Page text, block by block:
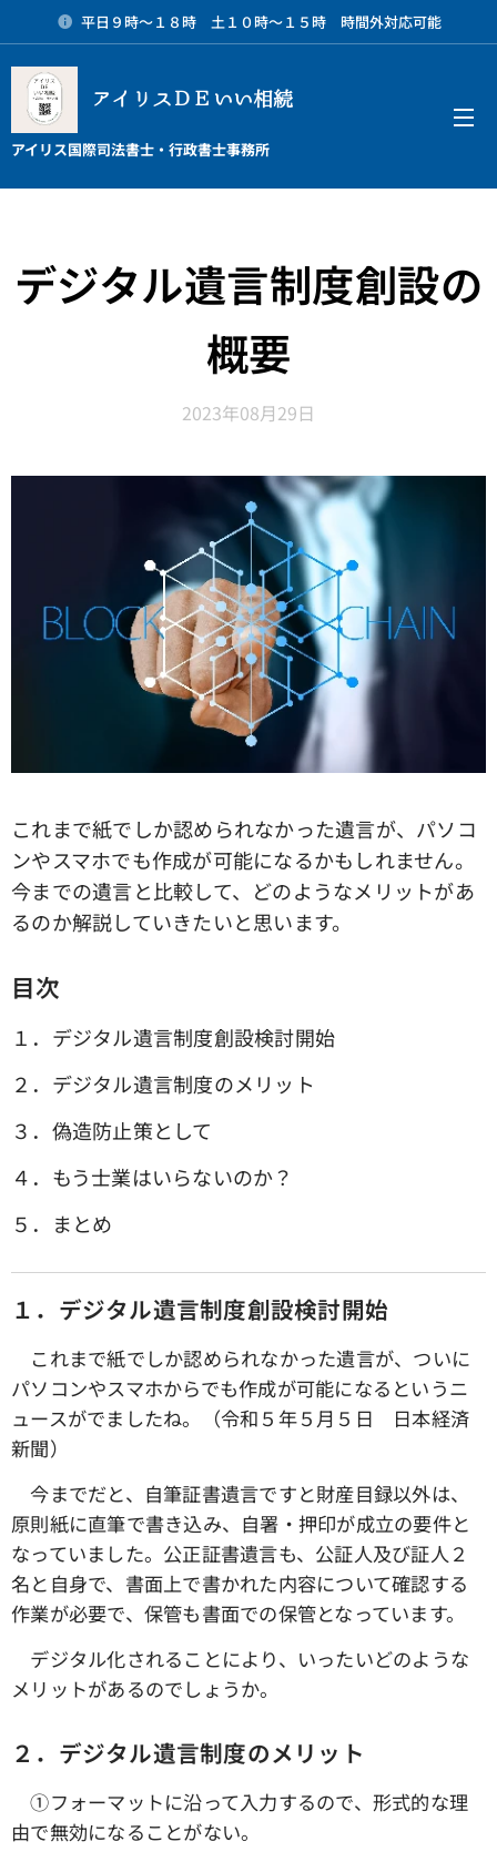
平日９時～１８時 土１０時～１５時 時間外対応可能
アイリスＤＥいい相続
アイリス国際司法書士・行政書士事務所
デジタル遺言制度創設の
概要
2023年08月29日
これまで紙でしか認められなかった遺言が、パソコ
ンやスマホでも作成が可能になるかもしれません。
今までの遺言と比較して、どのようなメリットがあ
るのか解説していきたいと思います。
目次
１．デジタル遺言制度創設検討開始
２．デジタル遺言制度のメリット
３．偽造防止策として
４．もう士業はいらないのか？
５．まとめ
１．デジタル遺言制度創設検討開始
これまで紙でしか認められなかった遺言が、ついに
パソコンやスマホからでも作成が可能になるというニ
ュースがでましたね。（令和５年５月５日 日本経済
新聞）
今までだと、自筆証書遺言ですと財産目録以外は、
原則紙に直筆で書き込み、自署・押印が成立の要件と
なっていました。公正証書遺言も、公証人及び証人２
名と自身で、書面上で書かれた内容について確認する
作業が必要で、保管も書面での保管となっています。
デジタル化されることにより、いったいどのような
メリットがあるのでしょうか。
２．デジタル遺言制度のメリット
①フォーマットに沿って入力するので、形式的な理
由で無効になることがない。